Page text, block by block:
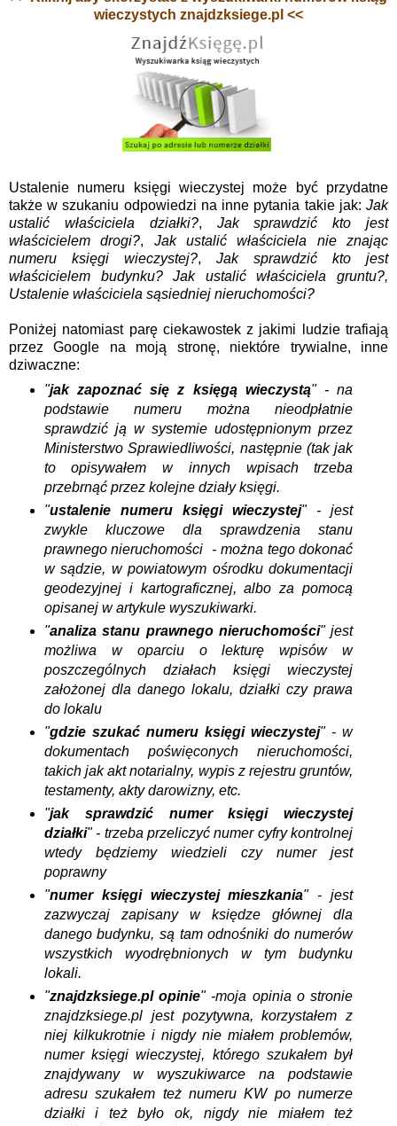
wieczystych znajdzksiege.pl <<
Ustalenie numeru księgi wieczystej może być przydatne
także w szukaniu odpowiedzi na inne pytania takie jak: Jak
ustalić właściciela działki?, Jak sprawdzić kto jest
właścicielem drogi?, Jak ustalić właściciela nie znając
numeru księgi wieczystej?, Jak sprawdzić kto jest
właścicielem budynku? Jak ustalić właściciela gruntu?,
Ustalenie właściciela sąsiedniej nieruchomości?
Poniżej natomiast parę ciekawostek z jakimi ludzie trafiają
przez Google na moją stronę, niektóre trywialne, inne
dziwaczne:
"jak zapoznać się z księgą wieczystą" - na
podstawie numeru można nieodpłatnie
sprawdzić ją w systemie udostępnionym przez
Ministerstwo Sprawiedliwości, następnie (tak jak
to opisywałem w innych wpisach trzeba
przebrnąć przez kolejne działy księgi.
"ustalenie numeru księgi wieczystej" - jest
zwykle kluczowe dla sprawdzenia stanu
prawnego nieruchomości - można tego dokonać
w sądzie, w powiatowym ośrodku dokumentacji
geodezyjnej i kartograficznej, albo za pomocą
opisanej w artykule wyszukiwarki.
"analiza stanu prawnego nieruchomości" jest
możliwa w oparciu o lekturę wpisów w
poszczególnych działach księgi wieczystej
założonej dla danego lokalu, działki czy prawa
do lokalu
"gdzie szukać numeru księgi wieczystej" - w
dokumentach poświęconych nieruchomości,
takich jak akt notarialny, wypis z rejestru gruntów,
testamenty, akty darowizny, etc.
"jak sprawdzić numer księgi wieczystej
działki" - trzeba przeliczyć numer cyfry kontrolnej
wtedy będziemy wiedzieli czy numer jest
poprawny
"numer księgi wieczystej mieszkania" - jest
zazwyczaj zapisany w księdze głównej dla
danego budynku, są tam odnośniki do numerów
wszystkich wyodrębnionych w tym budynku
lokali.
"znajdzksiege.pl opinie" -moja opinia o stronie
znajdzksiege.pl jest pozytywna, korzystałem z
niej kilkukrotnie i nigdy nie miałem problemów,
numer księgi wieczystej, którego szukałem był
znajdywany w wyszukiwarce na podstawie
adresu szukałem też numeru KW po numerze
działki i też było ok, nigdy nie miałem też